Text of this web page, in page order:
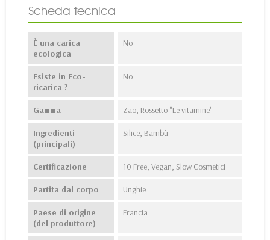
Scheda tecnica
È una carica
ecologica
No
Esiste in Eco-
ricarica ?
No
Gamma Zao, Rossetto "Le vitamine"
Ingredienti
(principali)
Silice, Bambù
Certificazione 10 Free, Vegan, Slow Cosmetici
Partita dal corpo Unghie
Paese di origine
(del produttore)
Francia